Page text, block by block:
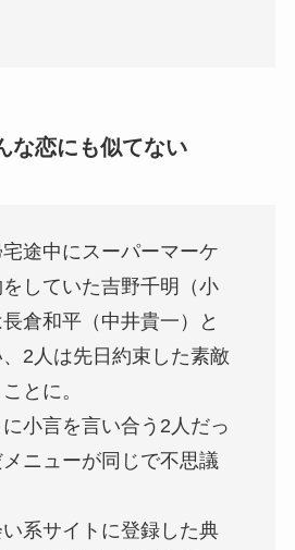
恋にも似てない
途中にスーパーマーケ
していた吉野千明（小
倉和平（中井貴一）と
2人は先日約束した素敵
とに。
小言を言い合う2人だっ
ニューが同じで不思議
系サイトに登録した典